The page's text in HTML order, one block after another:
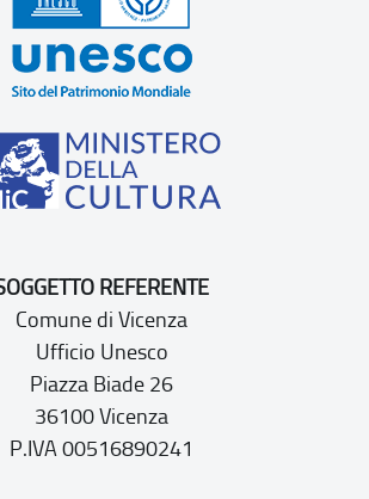
REFERENTE
Comune di Vicenza
Ufficio Unesco
Piazza Biade 26
36100 Vicenza
P.IVA 00516890241